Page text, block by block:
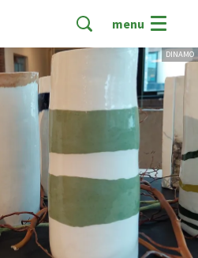
menu
DINAMO